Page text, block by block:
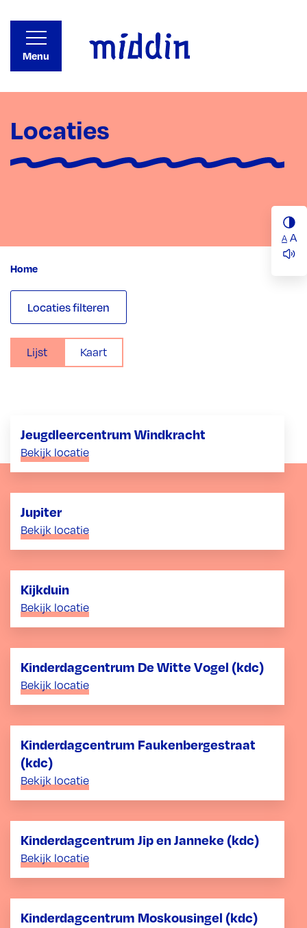
A A
Menu
Locaties
Home
Locaties filteren
Lijst Kaart
Jeugdleercentrum Windkracht
Bekijk locatie
Jupiter
Bekijk locatie
Kijkduin
Bekijk locatie
Kinderdagcentrum De Witte Vogel (kdc)
Bekijk locatie
Kinderdagcentrum Faukenbergestraat
(kdc)
Bekijk locatie
Kinderdagcentrum Jip en Janneke (kdc)
Bekijk locatie
Kinderdagcentrum Moskousingel (kdc)